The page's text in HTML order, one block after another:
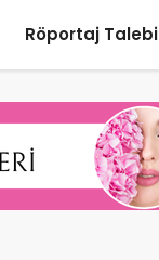
Röportaj Talebi